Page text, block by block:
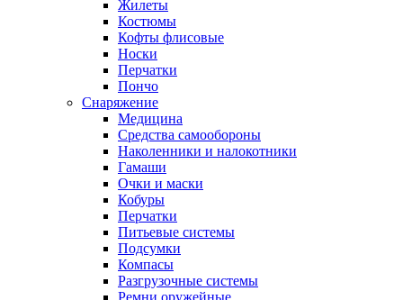
Жилеты
Костюмы
Кофты флисовые
Носки
Перчатки
Пончо
Снаряжение
Медицина
Средства самообороны
Наколенники и налокотники
Гамаши
Очки и маски
Кобуры
Перчатки
Питьевые системы
Подсумки
Компасы
Разгрузочные системы
Ремни оружейные